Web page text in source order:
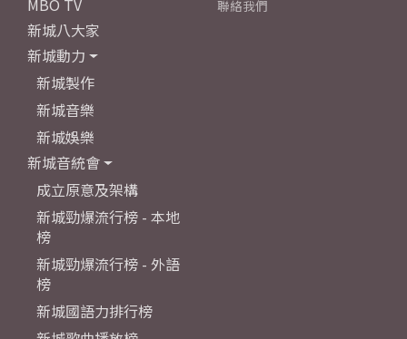
MBO TV
新城八大家
新城動力
新城製作
新城音樂
新城娛樂
新城音統會
成立原意及架構
新城勁爆流行榜 - 本地
榜
新城勁爆流行榜 - 外語
榜
新城國語力排行榜
聯絡我們